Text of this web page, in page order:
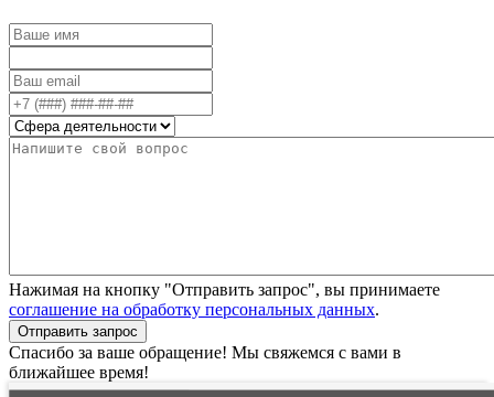
Нажимая на кнопку "Отправить запрос", вы принимаете
соглашение на обработку персональных данных.
Отправить запрос
Спасибо за ваше обращение! Мы свяжемся с вами в
ближайшее время!